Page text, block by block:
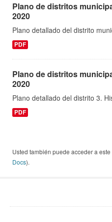
Plano de distritos
2020
Plano detallado del distrito
PDF
Plano de distritos
2020
Plano detallado del distrito 3.
PDF
Usted también puede acceder a
Docs).